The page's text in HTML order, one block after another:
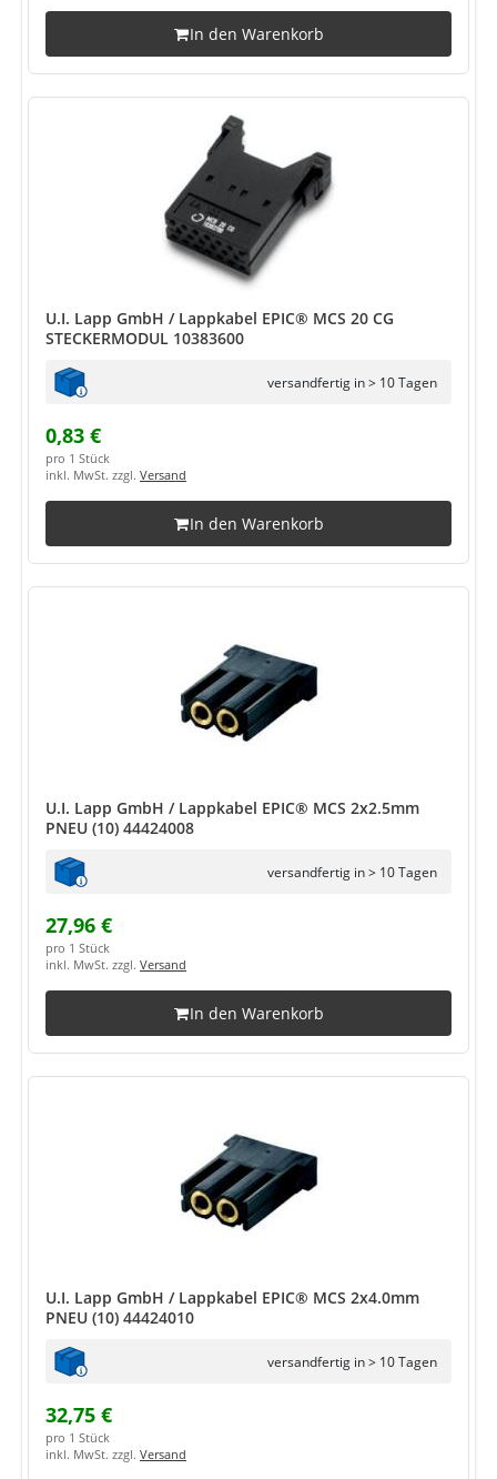
In den Warenkorb
U.I. Lapp GmbH / Lappkabel EPIC® MCS 20 CG
STECKERMODUL 10383600
versandfertig in > 10 Tagen
0,83 €
pro 1 Stück
inkl. MwSt. zzgl. Versand
In den Warenkorb
U.I. Lapp GmbH / Lappkabel EPIC® MCS 2x2.5mm
PNEU (10) 44424008
versandfertig in > 10 Tagen
27,96 €
pro 1 Stück
inkl. MwSt. zzgl. Versand
In den Warenkorb
U.I. Lapp GmbH / Lappkabel EPIC® MCS 2x4.0mm
PNEU (10) 44424010
versandfertig in > 10 Tagen
32,75 €
pro 1 Stück
inkl. MwSt. zzgl. Versand